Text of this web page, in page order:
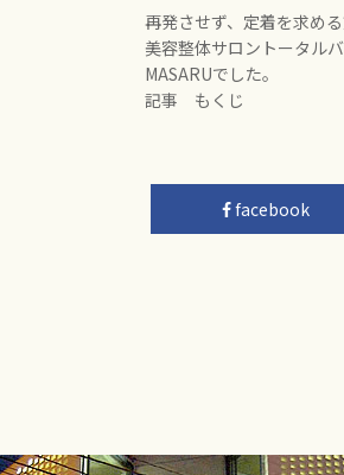
再発させず、定着を求め
美容整体サロントータル
MASARUでした。
記事 もくじ
facebook